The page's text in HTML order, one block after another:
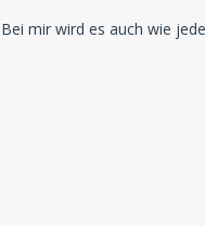
Bei mir wird es auch wie